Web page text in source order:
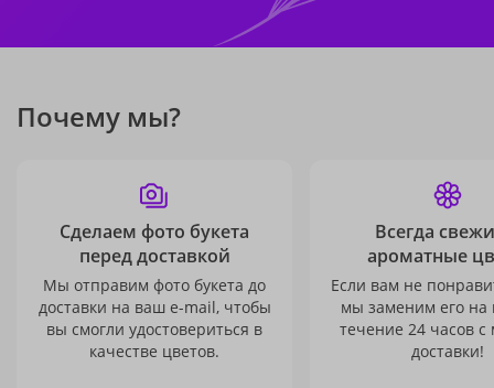
Почему мы?
Сделаем фото букета
перед доставкой
Мы отправим фото букета до
доставки на ваш e-mail, чтобы
вы смогли удостовериться в
качестве цветов.
Всегда
ароматные
Если вам не
мы заменим его на
течение 24 часов с
доставки!